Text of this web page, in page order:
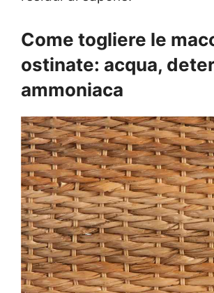
Come togliere le
ostinate: acqua,
ammoniaca